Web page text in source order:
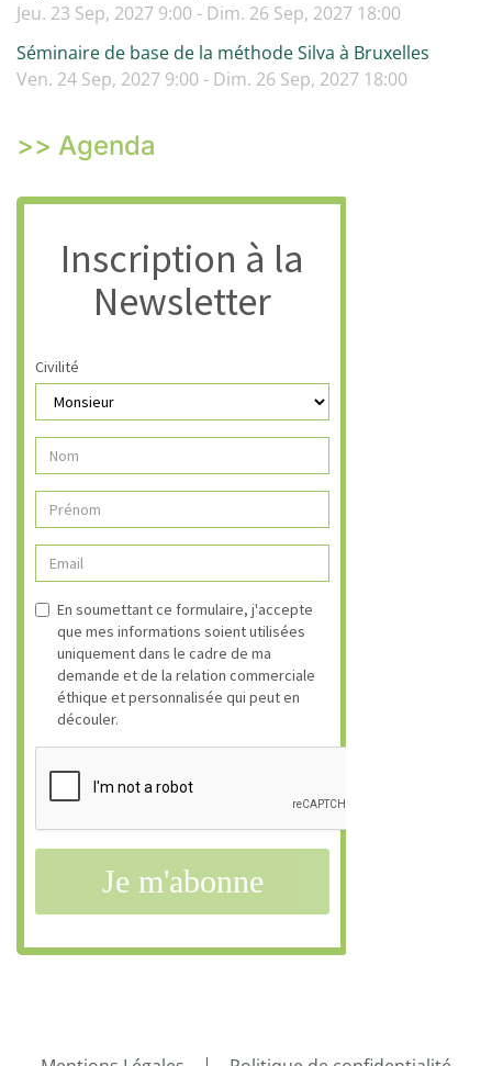
Jeu. 23 Sep, 2027 9:00 - Dim. 26 Sep, 2027 18:00
Séminaire de base de la méthode Silva à Bruxelles
Ven. 24 Sep, 2027 9:00 - Dim. 26 Sep, 2027 18:00
>> Agenda